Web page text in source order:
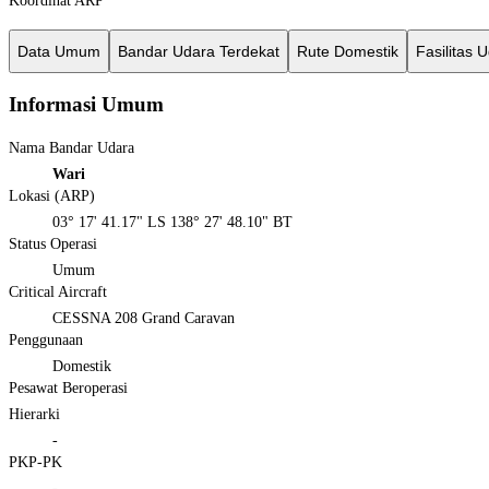
Data Umum Bandar Udara Terdekat Rute Domestik Fasilitas
Informasi Umum
Nama Bandar Udara
Wari
Lokasi (ARP)
03° 17' 41.17" LS 138° 27' 48.10" BT
Status Operasi
Umum
Critical Aircraft
CESSNA 208 Grand Caravan
Penggunaan
Domestik
Pesawat Beroperasi
Hierarki
-
PKP-PK